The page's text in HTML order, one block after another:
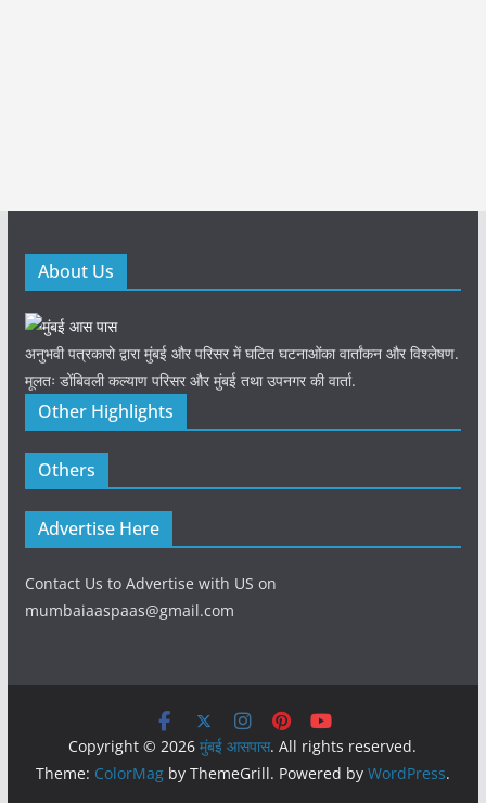
About Us
अनुभवी पत्रकारो द्वारा मुंबई और परिसर में घटित घटनाओंका वार्तांकन और विश्लेषण.
मूलतः डोंबिवली कल्याण परिसर और मुंबई तथा उपनगर की वार्ता.
Other Highlights
Others
Advertise Here
Contact Us to Advertise with US on
mumbaiaaspaas@gmail.com
Copyright © 2026मुंबई आसपास. All rights reserved.
Theme: ColorMagby ThemeGrill. Powered by WordPress.